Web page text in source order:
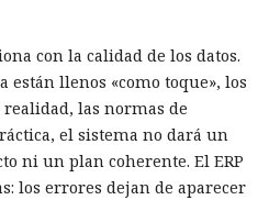
con la calidad de los datos.
están llenos «como toque», los
las normas de
el sistema no dará un
ni un plan coherente. El ERP
los errores dejan de aparecer